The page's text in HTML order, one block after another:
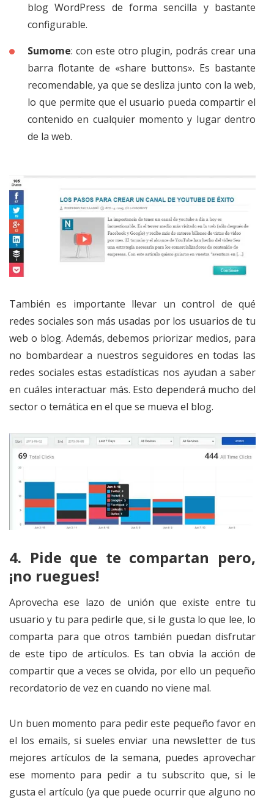
blog WordPress de forma sencilla y bastante
configurable.
Sumome: con este otro plugin, podrás crear una
barra flotante de «share buttons». Es bastante
recomendable, ya que se desliza junto con la web,
lo que permite que el usuario pueda compartir el
contenido en cualquier momento y lugar dentro
de la web.
También es importante llevar un control de qué
redes sociales son más usadas por los usuarios de tu
web o blog. Además, debemos priorizar medios, para
no bombardear a nuestros seguidores en todas las
redes sociales estas estadísticas nos ayudan a saber
en cuáles interactuar más. Esto dependerá mucho del
sector o temática en el que se mueva el blog.
4. Pide que te compartan pero,
¡no ruegues!
Aprovecha ese lazo de unión que existe entre tu
usuario y tu para pedirle que, si le gusta lo que lee, lo
comparta para que otros también puedan disfrutar
de este tipo de artículos. Es tan obvia la acción de
compartir que a veces se olvida, por ello un pequeño
recordatorio de vez en cuando no viene mal.
Un buen momento para pedir este pequeño favor en
el los emails, si sueles enviar una newsletter de tus
mejores artículos de la semana, puedes aprovechar
ese momento para pedir a tu subscrito que, si le
gusta el artículo (ya que puede ocurrir que alguno no